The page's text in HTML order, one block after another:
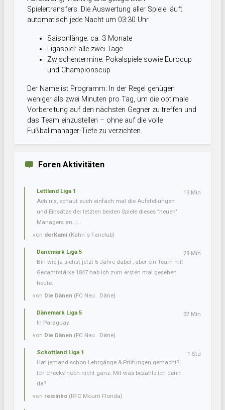
Spielertransfers. Die Auswertung aller Spiele läuft
automatisch jede Nacht um 03:30 Uhr.
Saisonlänge: ca. 3 Monate
Ligaspiel: alle zwei Tage
Zwischentermine: Pokalspiele sowie Eurocup
und Championscup
Der Name ist Programm: In der Regel genügen
weniger als zwei Minuten pro Tag, um die optimale
Vorbereitung auf den nächsten Gegner zu treffen und
das Team einzustellen – ohne auf die volle
Fußballmanager-Tiefe zu verzichten.
Foren Aktivitäten
Lettland Liga 1
Ach nix, schaut euch einfach mal die Aufstellungen
und Einsätze der letzten beiden Spiele dieses "neuen"
Managers an. ;...
von derKami (Kahn´s Fanclub)
13 Min
Dänemark Liga 5
Bin wie ja siehst jetzt 5 Jahre dabei , aber ein Team mit
Gesamtstärke 1847 hab ich zum ersten mal gesehen
heute.
von Die Dänen (FC Neu . Däne)
29 Min
Dänemark Liga 5
In Paraguay.
von Die Dänen (FC Neu . Däne)
37 Min
Schottland Liga 1
Hat jemand schon Lehrgänge & Prüfungen gemacht?
Ich checks noch nicht ganz. Mit was bezahle ich denn
da?
von reisinho (RFC Mount Florida)
1 Std